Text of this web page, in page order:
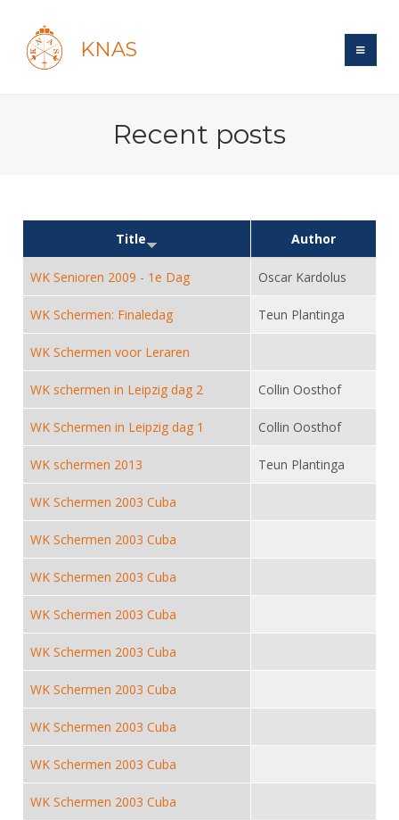
KNAS
Forums
Maandelijks archief
Evenement
Website
Gebruiksvoorwaarden
Handleiding
Historie
Tarieven
Ledencijfers
Sponsors en Partners
Bestuur
Commissies
Ereleden
Leden van Verdiensten
Vacatures
Contact
Medewerkers
Samenwerking
Alle Verenigingen
Recreatiesport
Veteranen
Lichtzwaardschermen
Wedstrijdsport
Ranglijsten
Inschrijven
Materiaal
Schermpaspoort
Rolstoelschermen
Wedstrijdkalender
KNAS Keurmerk
NK's
JPT
JEC
Veteranenwedstrijden
Wat is topsport
NK's
Oranje
FBT
SBT
Talentontwikkeling
Atletencommissie
Internationale Titeltoernooien
Internationale aanmeldingen
Informatie
Voor de jeugd
Spreekbeurtpakket
Jeugdkampen
Brassardsysteem
Nieuws
Nationale opleidingen
Internationale opleidingen
Opleidingen
Leraar
Voor scheidsrechters
Nieuws
Scheidsrechterslijst
Scheidsrechter Documentatie
Forums
Schermforum
Nieuws
Zoek Vereniging
Contact
NK organiseren
Recent posts
Title Author
WK Senioren 2009 - 1e Dag Oscar Kardolus
WK Schermen: Finaledag Teun Plantinga
WK Schermen voor Leraren
WK schermen in Leipzig dag 2 Collin Oosthof
WK Schermen in Leipzig dag 1 Collin Oosthof
WK schermen 2013 Teun Plantinga
WK Schermen 2003 Cuba
WK Schermen 2003 Cuba
WK Schermen 2003 Cuba
WK Schermen 2003 Cuba
WK Schermen 2003 Cuba
WK Schermen 2003 Cuba
WK Schermen 2003 Cuba
WK Schermen 2003 Cuba
WK Schermen 2003 Cuba